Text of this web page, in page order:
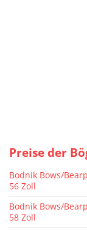
Preise der
Bodnik Bows/
56 Zoll
Bodnik Bows/
58 Zoll